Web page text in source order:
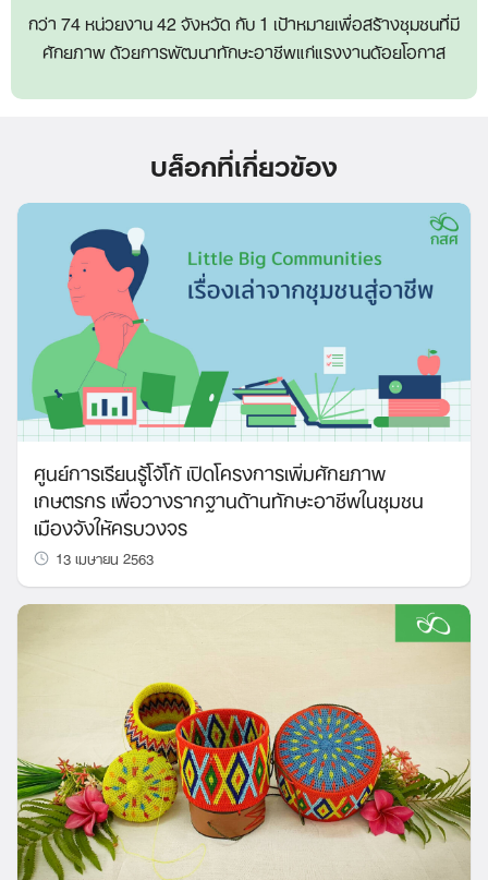
กว่า 74 หน่วยงาน 42 จังหวัด กับ 1 เป้าหมายเพื่อสร้างชุมชนที่มี
ศักยภาพ ด้วยการพัฒนาทักษะอาชีพแก่แรงงานด้อยโอกาส
บล็อกที่เกี่ยวข้อง
ศูนย์การเรียนรู้โจ้โก้ เปิดโครงการเพิ่มศักยภาพ
เกษตรกร เพื่อวางรากฐานด้านทักษะอาชีพในชุมชน
เมืองจังให้ครบวงจร
13 เมษายน 2563